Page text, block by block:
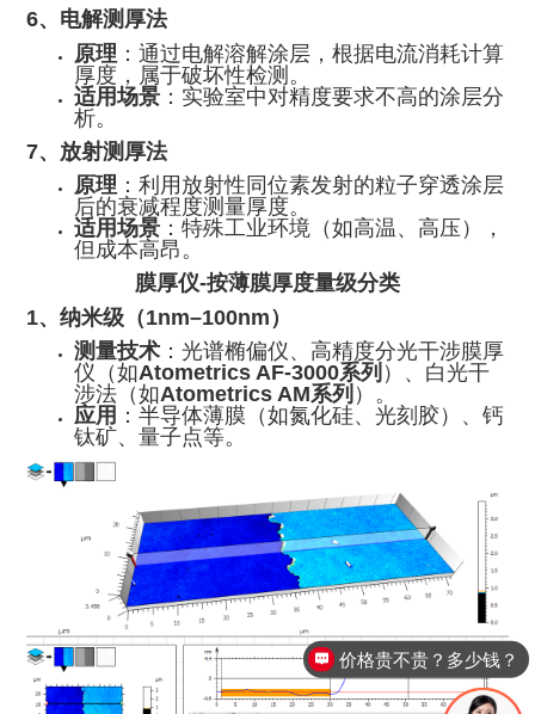
6、电解测厚法
原理 ：通过电解溶解涂层，根据电流消耗计算
厚度，属于破坏性检测。
适用场景 ：实验室中对精度要求不高的涂层分
析。
7、放射测厚法
原理 ：利用放射性同位素发射的粒子穿透涂层
后的衰减程度测量厚度。
适用场景 ：特殊工业环境（如高温、高压），
但成本高昂。
膜厚仪-按薄膜厚度量级分类
1、纳米级（1nm–100nm）
测量技术 ：光谱椭偏仪、高精度分光干涉膜厚
仪（如Atometrics AF-3000系列 ）、白光干
涉法（如Atometrics AM系列 ）。
应用 ：半导体薄膜（如氮化硅、光刻胶）、钙
钛矿、量子点等。
价格贵不贵？多少钱？